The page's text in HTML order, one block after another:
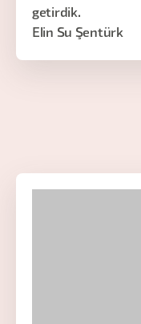
getirdik.
Elin Su Şentürk